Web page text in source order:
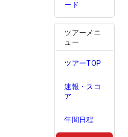
ード
ツアーメニ
ュー
ツアーTOP
速報・スコ
ア
年間日程